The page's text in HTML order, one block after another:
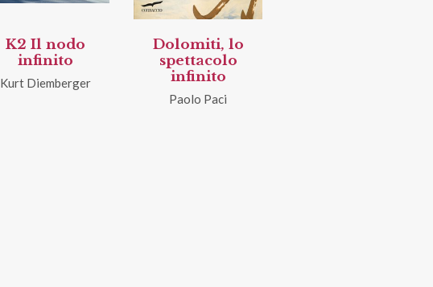
K2 Il nodo
infinito
Kurt Diemberger
Dolomiti, lo
spettacolo
infinito
Paolo Paci